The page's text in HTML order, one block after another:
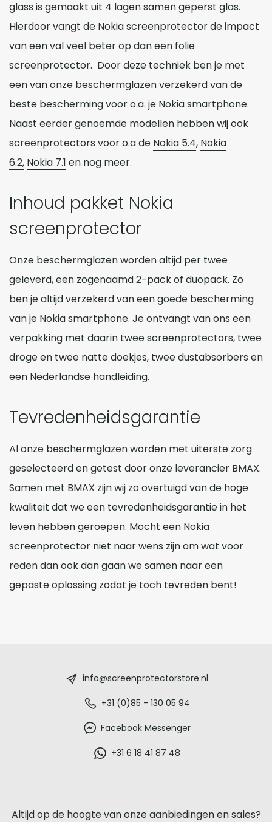
glass is gemaakt uit 4 lagen samen geperst glas.
Hierdoor vangt de Nokia screenprotector de impact
van een val veel beter op dan een folie
screenprotector. Door deze techniek ben je met
een van onze beschermglazen verzekerd van de
beste bescherming voor o.a. je Nokia smartphone.
Naast eerder genoemde modellen hebben wij ook
screenprotectors voor o.a de Nokia 5.4, Nokia
6.2, Nokia 7.1 en nog meer.
Inhoud pakket Nokia
screenprotector
Onze beschermglazen worden altijd per twee
geleverd, een zogenaamd 2-pack of duopack. Zo
ben je altijd verzekerd van een goede bescherming
van je Nokia smartphone. Je ontvangt van ons een
verpakking met daarin twee screenprotectors, twee
droge en twee natte doekjes, twee dustabsorbers en
een Nederlandse handleiding.
Tevredenheidsgarantie
Al onze beschermglazen worden met uiterste zorg
geselecteerd en getest door onze leverancier BMAX.
Samen met BMAX zijn wij zo overtuigd van de hoge
kwaliteit dat we een tevredenheidsgarantie in het
leven hebben geroepen. Mocht een Nokia
screenprotector niet naar wens zijn om wat voor
reden dan ook dan gaan we samen naar een
gepaste oplossing zodat je toch tevreden bent!
voor
info@screenprotectorstore.nl
+31 (0)85 - 130 05 94
Facebook Messenger
+31 6 18 41 87 48
Altijd op de hoogte van onze aanbiedingen en sales?